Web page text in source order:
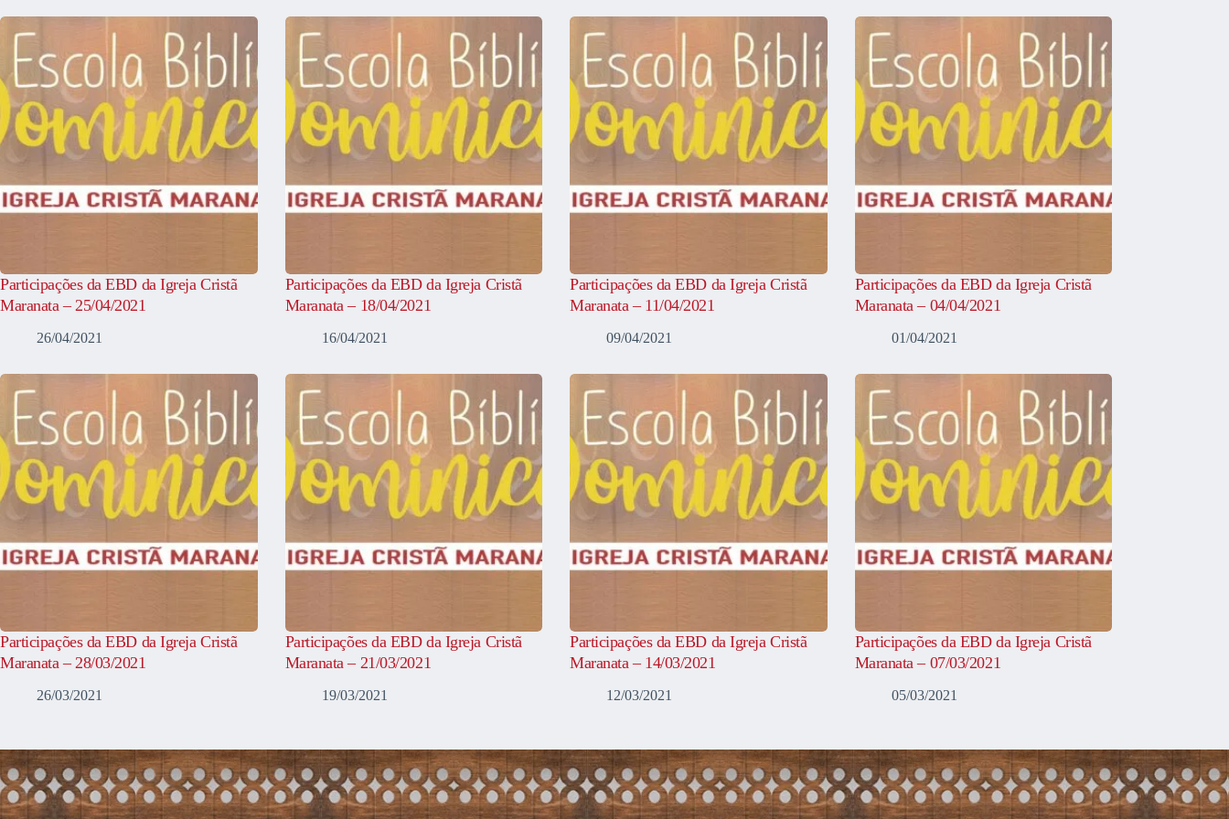
Participações da EBD da Igreja Cristã
Maranata – 25/04/2021
26/04/2021
Participações da EBD da Igreja Cristã
Maranata – 18/04/2021
16/04/2021
Participações da EBD da Igreja Cristã
Maranata – 11/04/2021
09/04/2021
Participações da EBD da Igreja Cristã
Maranata – 04/04/2021
01/04/2021
Participações da EBD da Igreja Cristã
Maranata – 28/03/2021
26/03/2021
Participações da EBD da Igreja Cristã
Maranata – 21/03/2021
19/03/2021
Participações da EBD da Igreja Cristã
Maranata – 14/03/2021
12/03/2021
Participações da EBD da Igreja Cristã
Maranata – 07/03/2021
05/03/2021